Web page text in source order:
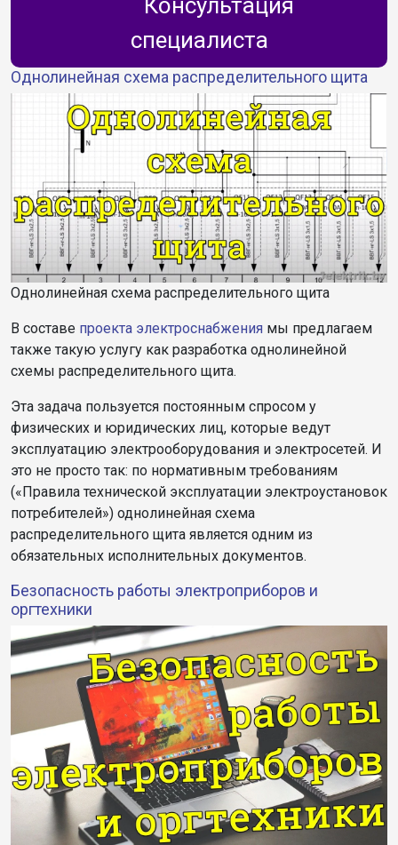
специалиста
Однолинейная схема распределительного щита
Однолинейная схема распределительного щита
В составе проекта электроснабжения мы предлагаем
также такую услугу как разработка однолинейной
схемы распределительного щита.
Эта задача пользуется постоянным спросом у
физических и юридических лиц, которые ведут
эксплуатацию электрооборудования и электросетей. И
это не просто так: по нормативным требованиям
(«Правила технической эксплуатации электроустановок
потребителей») однолинейная схема
распределительного щита является одним из
обязательных исполнительных документов.
Безопасность работы электроприборов и
оргтехники